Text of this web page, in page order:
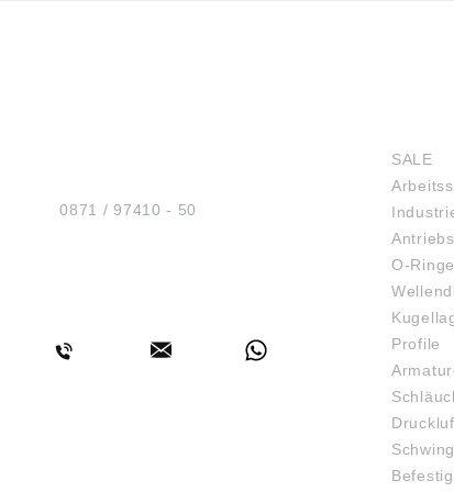
Tel.:0871 / 97410 - 50
SALE
O-Ringe
Profile